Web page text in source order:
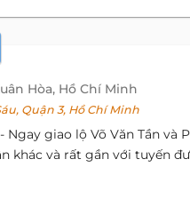
Hòa, Hồ Chí Minh
Quận 3, Hồ Chí Minh
giao lộ Võ Văn Tần và
và rất gần với tuyến